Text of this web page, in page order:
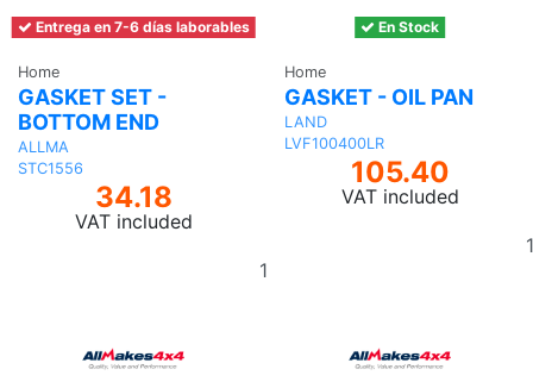
Entrega en 7-6 días laborables
Home
GASKET SET -
BOTTOM END
ALLMA
STC1556
34.18
VAT included
En Stock
Home
GASKET - OIL PAN
LAND
LVF100400LR
105.40
VAT included